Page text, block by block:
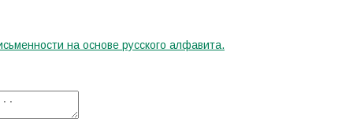
на основе русского алфавита.